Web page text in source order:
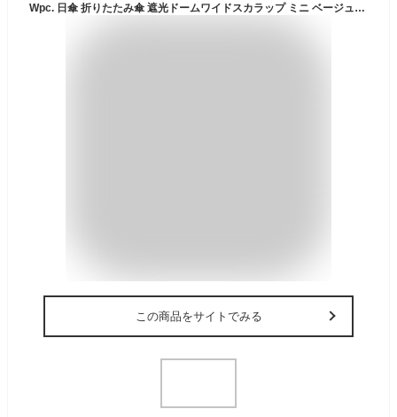
Wpc. 日傘 折りたたみ傘 遮光ドームワイドスカラップ ミニ ベージュ《遮光率100%・UVカット率100％・UPF50＋・晴雨兼用》55cm レディース 花柄 刺繍 通勤 大人 おしゃれ 可愛い 女性 801-16560-102
この商品をサイトでみる